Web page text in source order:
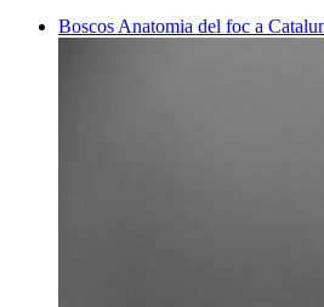
Boscos Anatomia del foc a